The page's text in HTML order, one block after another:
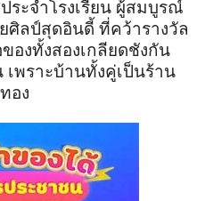
ระจำโรงเรียน ผู้สมบูรณ์
ศิลป์สุดอินดี้ ที่คว้ารางวัล
องทั้งสองเกลียดชังกัน
เพราะบ้านทั้งคู่เป็นร้าน
อง